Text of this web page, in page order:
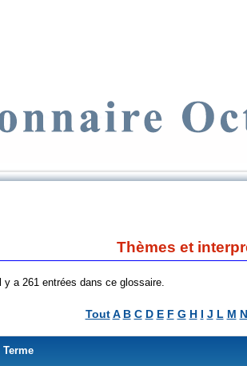
Thèmes et
Il y a 261 entrées dans ce glossaire.
Tout A B C D E F G H I J L M N
Terme